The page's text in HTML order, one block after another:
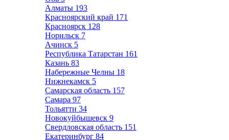
Алматы 193
Красноярский край 171
Красноярск 128
Норильск 7
Ачинск 5
Республика Татарстан 161
Казань 83
Набережные Челны 18
Нижнекамск 5
Самарская область 157
Самара 97
Тольятти 34
Новокуйбышевск 9
Свердловская область 151
Екатеринбург 84